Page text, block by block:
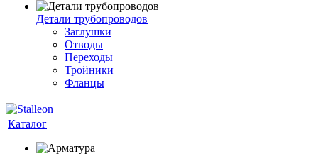
Детали трубопроводов
Заглушки
Отводы
Переходы
Тройники
Фланцы
Каталог